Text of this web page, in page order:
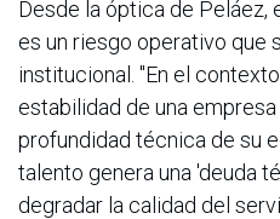
Desde la óptica de
es un riesgo operativo que
institucional. "En el
estabilidad de una
profundidad técnica de su
talento genera una 'deuda
degradar la calidad del